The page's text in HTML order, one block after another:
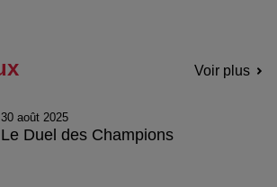
Voir plus
30 août 2025
Le Duel des Champions